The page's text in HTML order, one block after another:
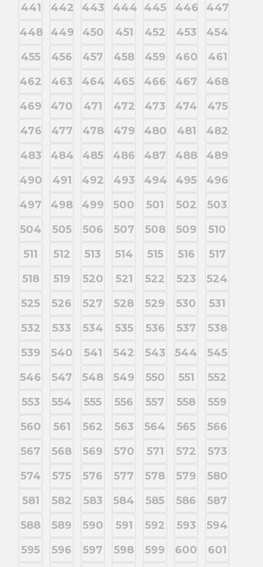
441 442 443 444 445 446
447
448
449 450 451 452 453
454
455
456 457 458 459 460
461
462
463 464 465 466 467
468
469
470 471 472 473 474
475
476
477 478 479 480 481
482
483
484 485 486 487 488
489
490
491 492 493 494 495
496
497
498 499 500 501 502
503
504
505 506 507 508 509
510
511
512 513 514 515 516
517
518
519 520 521 522 523
524
525
526 527 528 529 530
531
532
533 534 535 536 537
538
539
540 541 542 543 544
545
546
547 548 549 550 551
552
553
554 555 556 557 558
559
560
561 562 563 564 565
566
567
568 569 570 571 572
573
574
575 576 577 578 579
580
581
582 583 584 585 586
587
588
589 590 591 592 593
594
595
596 597 598 599 600
601